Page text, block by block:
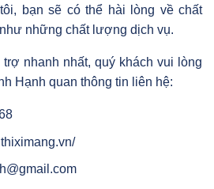
bạn sẽ có thể hài lòng về chất
những chất lượng dịch vụ.
nhanh nhất, quý khách vui lòng
Hạnh quan thông tin liên hệ: